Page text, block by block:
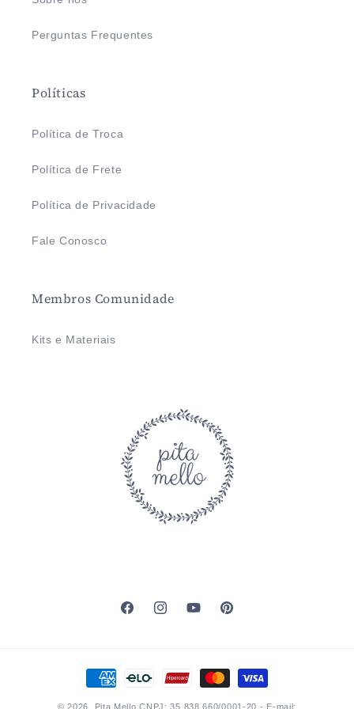
Perguntas Frequentes
Políticas
Política de Troca
Política de Frete
Política de Privacidade
Fale Conosco
Membros Comunidade
Kits e Materiais
FacebookInstagramYouTubePinterest
Formas
de
© 2026, Pita Mello CNPJ: 35.838.660/0001-20 - E-mail: